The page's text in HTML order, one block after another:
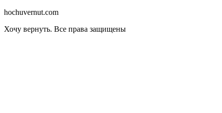
hochuvernut.com
Хочу вернуть. Все права защищены